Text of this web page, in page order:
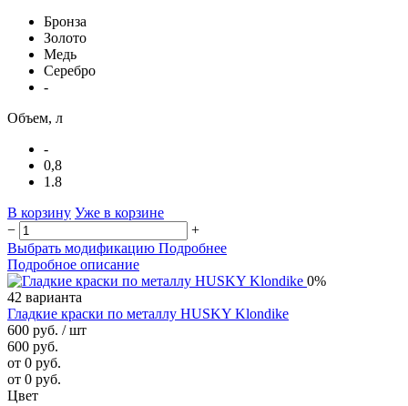
Бронза
Золото
Медь
Серебро
-
Объем, л
-
0,8
1.8
В корзину Уже в корзине
−
+
Выбрать модификацию Подробнее
Подробное описание
0%
42 варианта
Гладкие краски по металлу HUSKY Klondike
600 руб. / шт
600 руб.
от 0 руб.
от 0 руб.
Цвет